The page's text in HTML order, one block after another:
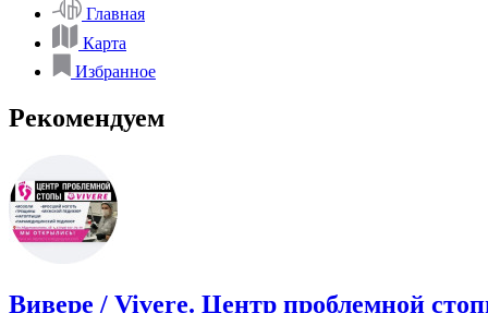
Главная
Карта
Избранное
Рекомендуем
Вивере / Vivere. Центр проблемной